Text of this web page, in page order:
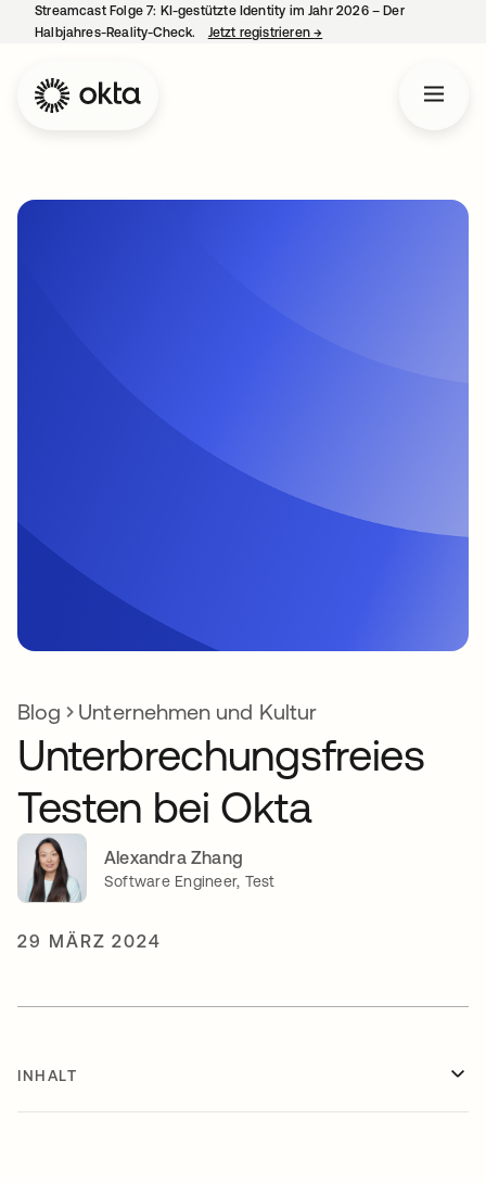
Streamcast Folge 7: KI-gestützte Identity im Jahr 2026 – Der
Halbjahres-Reality-Check.
Jetzt registrieren→
Blog Unternehmen und Kultur
Unterbrechungsfreies
Testen bei Okta
Alexandra Zhang
Software Engineer, Test
29 MÄRZ 2024
INHALT